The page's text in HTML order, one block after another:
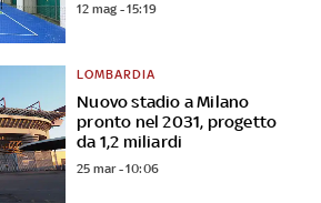
12 mag - 15:19
Nuovo stadio a Milano
pronto nel 2031, progetto
da 1,2 miliardi
LOMBARDIA
25 mar - 10:06